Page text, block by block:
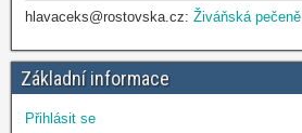
hlavaceks@rostovska.cz: Živáňská pečeně
Základní informace
Přihlásit se